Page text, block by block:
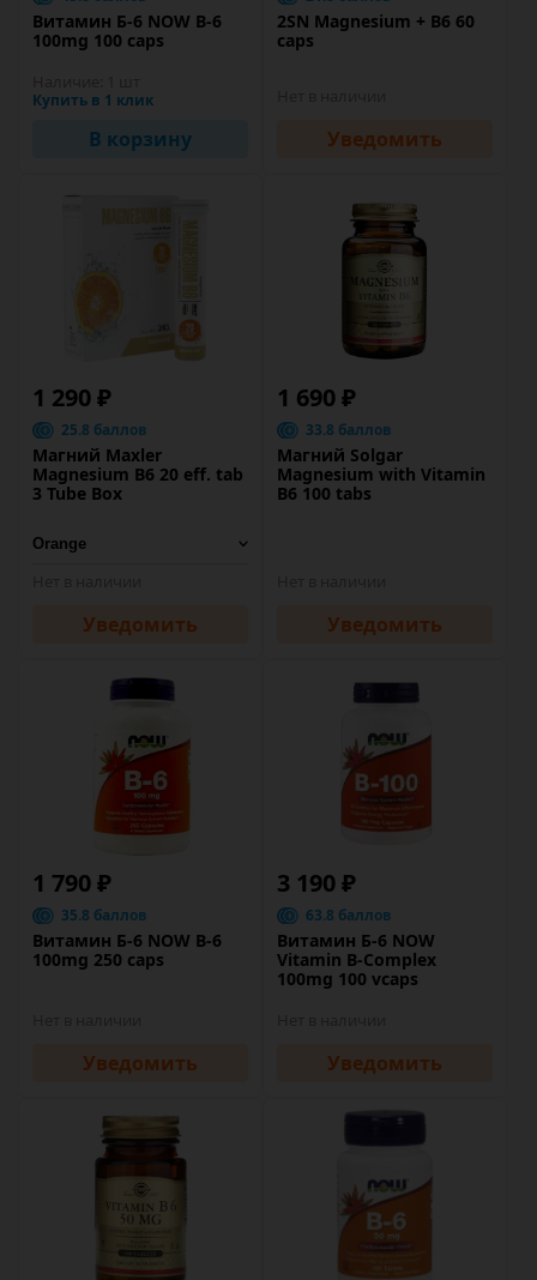
Витамин Б-6 NOW B-6
100mg 100 caps
Купить в 1 клик
В корзину
2SN Magnesium + B6 60
caps
Уведомить
1 290 ₽
25.8 баллов
Магний Maxler
Magnesium B6 20 eff. tab
3 Tube Box
Уведомить
1 690 ₽
33.8 баллов
Магний Solgar
Magnesium with Vitamin
B6 100 tabs
Уведомить
1 790 ₽
35.8 баллов
Витамин Б-6 NOW B-6
100mg 250 caps
Уведомить
3 190 ₽
63.8 баллов
Витамин Б-6 NOW
Vitamin B-Complex
100mg 100 vcaps
Уведомить